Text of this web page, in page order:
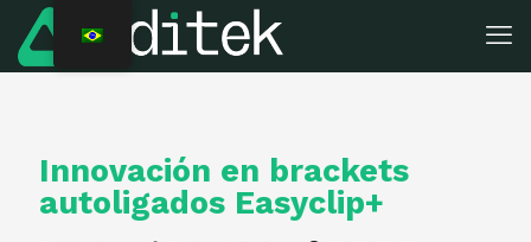
Innovación en brackets
autoligados Easyclip+